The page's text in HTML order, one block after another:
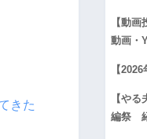
きた
【動
動画・
【
【や
編祭